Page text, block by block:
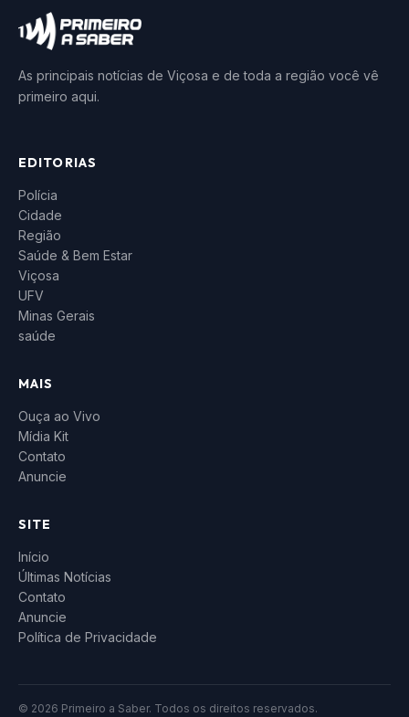
As principais notícias de Viçosa e de toda a região você vê
primeiro aqui.
EDITORIAS
Polícia
Cidade
Região
Saúde & Bem Estar
Viçosa
UFV
Minas Gerais
saúde
MAIS
Ouça ao Vivo
Mídia Kit
Contato
Anuncie
SITE
Início
Últimas Notícias
Contato
Anuncie
Política de Privacidade
© 2026 Primeiro a Saber. Todos os direitos reservados.